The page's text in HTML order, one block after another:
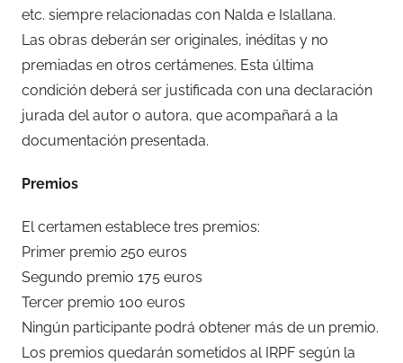
etc. siempre relacionadas con Nalda e Islallana.
Las obras deberán ser originales, inéditas y no
premiadas en otros certámenes. Esta última
condición deberá ser justificada con una declaración
jurada del autor o autora, que acompañará a la
documentación presentada.
Premios
El certamen establece tres premios:
Primer premio 250 euros
Segundo premio 175 euros
Tercer premio 100 euros
Ningún participante podrá obtener más de un premio.
Los premios quedarán sometidos al IRPF según la